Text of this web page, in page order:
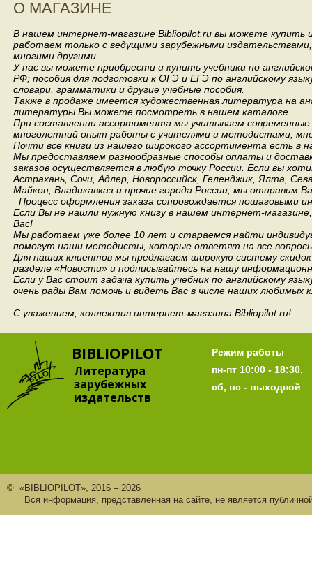
О МАГАЗИНЕ
В нашем интернет-магазине Bibliopilot.ru вы можете купить
работаем только с ведущими зарубежными издательствами,
многими другими
У нас вы можете приобрести и купить учебники по
РФ; пособия для подготовки к ОГЭ и ЕГЭ по английскому
словари, грамматики и другие учебные пособия.
Также в продаже имеется художественная литература на
литературы Вы можете посмотреть в нашем каталоге.
При составлении ассортимента мы учитываем
многолетний опыт работы с учителями и методистами,
Почти все книги из нашего широкого ассортимента есть в
Мы предоставляем разнообразные способы оплаты и
заказов осуществляется в любую точку России. Если вы
Астрахань, Сочи, Адлер, Новороссийск, Геленджик, Ялта,
Майкоп, Владикавказ и прочие города России, мы отправим
Процесс оформления заказа сопровождается пошаговыми
Если Вы не нашли нужную книгу в нашем интернет-
Вас!
Мы работаем уже более 10 лет и стараемся найти
помогут наши методисты, которые ответят на все
Для наших клиентов мы предлагаем широкую систему
разделе «Новости» и подписывайтесь на нашу
Если у Вас стоит задача купить учебник по английскому
очень рады Вам помочь и видеть Вас в числе наших любимых
С уважением, коллектив интернет-магазина Bibliopilot.ru!
BIBLIOPILOT
Литература
зарубежных
издательств
Режим работы
пн-пт 10:00 - 18:30,
сб, вс - выходной
© «BIBLIOPILOT», 2016 – 2026
Вся информация, представленная на сайте, не является